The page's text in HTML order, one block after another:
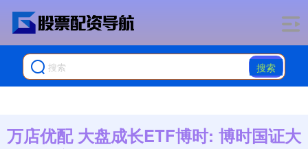
搜索
万店优配 大盘成长ETF博时: 博时国证大